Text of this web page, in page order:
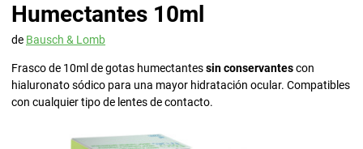
Humectantes 10ml
de Bausch & Lomb
Frasco de 10ml de gotas humectantessin conservantescon
hialuronato sódico para una mayor hidratación ocular. Compatibles
con cualquier tipo de lentes de contacto.